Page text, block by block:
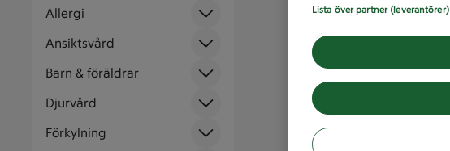
Allergi
Ansiktsvård
Barn & föräldrar
Djurvård
Förkylning
Lista över partner (leverantörer)